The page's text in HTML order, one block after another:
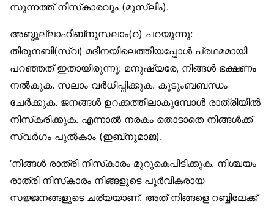
സുന്നത്ത് നിസ്‌കാരവും (മുസ്‌ലിം).
അബ്ദുല്ലാഹിബ്‌നുസലാം(റ) പറയുന്നു:
തിരുനബി(സ്വ) മദീനയിലെത്തിയപ്പോള്‍ പ്രഥമമായി
പറഞ്ഞത് ഇതായിരുന്നു: മനുഷ്യരേ, നിങ്ങള്‍ ഭക്ഷണം
നല്‍കുക. സലാം വര്‍ധിപ്പിക്കുക. കുടുംബബന്ധം
ചേര്‍ക്കുക. ജനങ്ങള്‍ ഉറക്കത്തിലാകുമ്പോള്‍ രാത്രിയില്‍
നിസ്‌കരിക്കുക. എന്നാല്‍ നരകം തൊടാതെ നിങ്ങള്‍ക്ക്
സ്വര്‍ഗം പുല്‍കാം (ഇബ്‌നുമാജ).
‘നിങ്ങള്‍ രാത്രി നിസ്‌കാരം മുറുകെപിടിക്കുക. നിശ്ചയം
രാത്രി നിസ്‌കാരം നിങ്ങളുടെ പൂര്‍വികരായ
സജ്ജനങ്ങളുടെ ചര്യയാണ്. അത് നിങ്ങളെ റബ്ബിലേക്ക്